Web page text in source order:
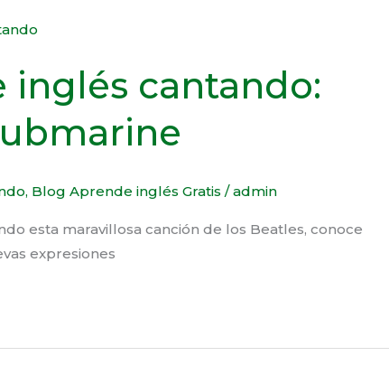
inglés cantando:
, Blog Aprende inglés Gratis /admin
esta maravillosa canción de los Beatles, conoce
expresiones